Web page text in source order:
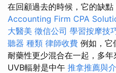
在回顧過去的時候，它的缺點
Accounting Firm CPA
大醫美 徵信公司 學習按摩技
聽器 種類 律師收費 例如，它
耐藥性更少混合在一起，多年
UVB輻射是中午 推拿推薦與